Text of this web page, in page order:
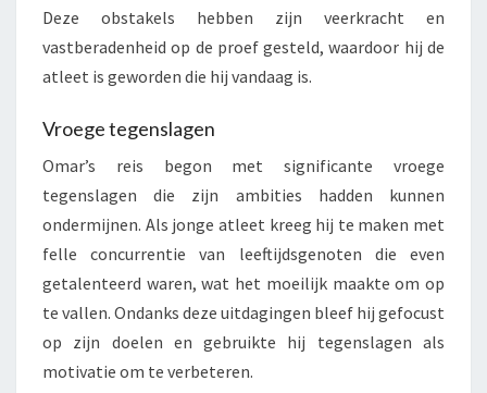
Deze obstakels hebben zijn veerkracht en
vastberadenheid op de proef gesteld, waardoor hij de
atleet is geworden die hij vandaag is.
Vroege tegenslagen
Omar’s reis begon met significante vroege
tegenslagen die zijn ambities hadden kunnen
ondermijnen. Als jonge atleet kreeg hij te maken met
felle concurrentie van leeftijdsgenoten die even
getalenteerd waren, wat het moeilijk maakte om op
te vallen. Ondanks deze uitdagingen bleef hij gefocust
op zijn doelen en gebruikte hij tegenslagen als
motivatie om te verbeteren.